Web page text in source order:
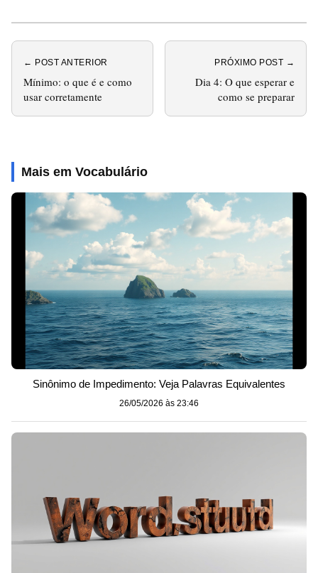
← POST ANTERIOR
Mínimo: o que é e como
usar corretamente
PRÓXIMO POST →
Dia 4: O que esperar e
como se preparar
Mais em Vocabulário
Sinônimo de Impedimento: Veja Palavras Equivalentes
26/05/2026 às 23:46